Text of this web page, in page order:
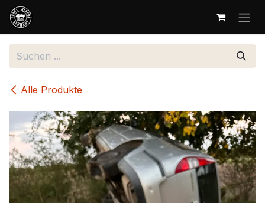
Zum Inhalt springen
Alle Produkte